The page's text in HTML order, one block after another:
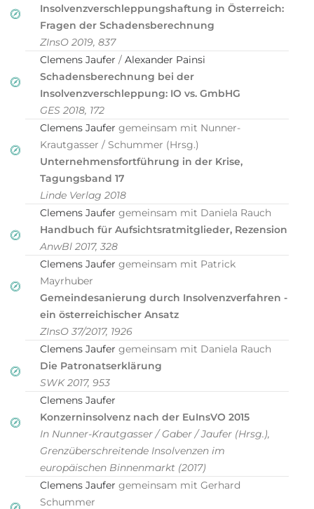
Insolvenzverschleppungshaftung in Österreich:
Fragen der Schadensberechnung
ZInsO 2019, 837
Clemens Jaufer / Alexander Painsi
Schadensberechnung bei der
Insolvenzverschleppung: IO vs. GmbHG
GES 2018, 172
Clemens Jaufer gemeinsam mit Nunner-
Krautgasser / Schummer (Hrsg.)
Unternehmensfortführung in der Krise,
Tagungsband 17
Linde Verlag 2018
Clemens Jaufer gemeinsam mit Daniela Rauch
Handbuch für Aufsichtsratmitglieder, Rezension
AnwBl 2017, 328
Clemens Jaufer gemeinsam mit Patrick
Mayrhuber
Gemeindesanierung durch Insolvenzverfahren -
ein österreichischer Ansatz
ZInsO 37/2017, 1926
Clemens Jaufer gemeinsam mit Daniela Rauch
Die Patronatserklärung
SWK 2017, 953
Clemens Jaufer
Konzerninsolvenz nach der EuInsVO 2015
In Nunner-Krautgasser / Gaber / Jaufer (Hrsg.),
Grenzüberschreitende Insolvenzen im
europäischen Binnenmarkt (2017)
Clemens Jaufer gemeinsam mit Gerhard
Schummer